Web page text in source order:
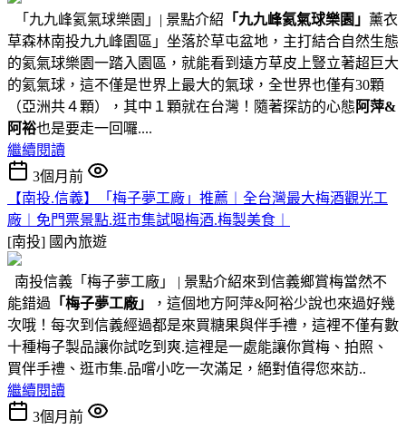
「九九峰氦氣球樂園」| 景點介紹 「九九峰氦氣球樂園」 薰衣
草森林南投九九峰園區」坐落於草屯盆地，主打結合自然生態
的氦氣球樂園一踏入園區，就能看到遠方草皮上豎立著超巨大
的氦氣球，這不僅是世界上最大的氣球，全世界也僅有30顆
（亞洲共４顆），其中１顆就在台灣！隨著探訪的心態 阿萍&
阿裕也是要走一回囉....
繼續閱讀
3個月前
【南投.信義】「梅子夢工廠」推薦︱全台灣最大梅酒觀光工
廠︱免門票景點.逛市集試喝梅酒.梅製美食︱
[南投] 國內旅遊
南投信義「梅子夢工廠」 | 景點介紹來到信義鄉賞梅當然不
能錯過 「梅子夢工廠」
，這個地方阿萍&阿裕少說也來過好幾
次哦！每次到信義經過都是來買糖果與伴手禮，這裡不僅有數
十種梅子製品讓你試吃到爽.這裡是一處能讓你賞梅、拍照、
買伴手禮、逛市集.品嚐小吃一次滿足，絕對值得您來訪..
繼續閱讀
3個月前